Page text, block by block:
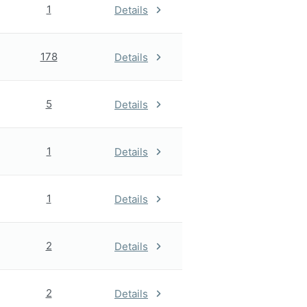
1 Details
178 Details
5 Details
1 Details
1 Details
2 Details
2 Details